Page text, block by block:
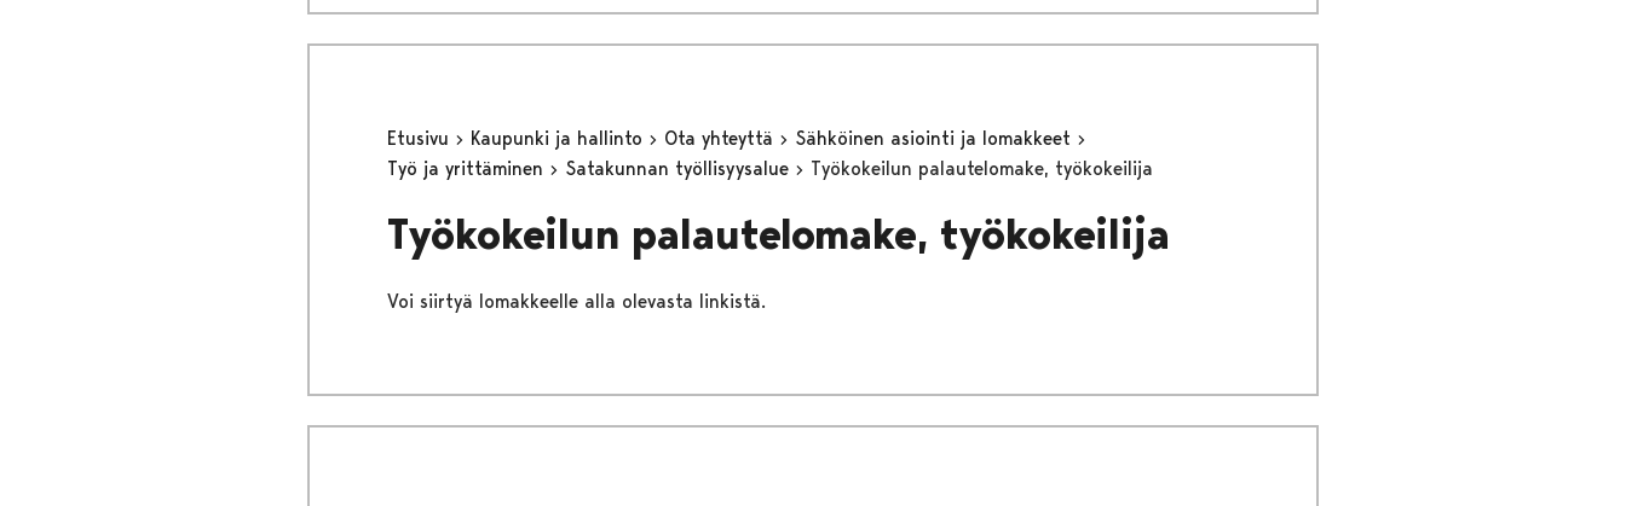
Etusivu Kaupunki ja hallinto Ota yhteyttä
Sähköinen asiointi ja lomakkeet
Työ ja yrittäminen
Satakunnan työllisyysalue Työkokeilun palautelomake, työkokeilija
Työkokeilun palautelomake, työkokeilija
Voi siirtyä lomakkeelle alla olevasta linkistä.